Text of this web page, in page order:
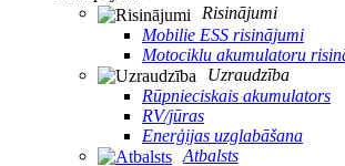
Risinājumi
Mobilie ESS risinājumi
Motociklu akumulatoru
Uzraudzība
Rūpnieciskais akumulators
RV/jūras
Enerģijas uzglabāšana
Atbalsts